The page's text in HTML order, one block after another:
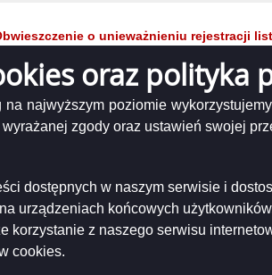
oraz polityka
na najwyższym poziomie
zgody oraz ustawień swojej
dostępnych w naszym serwisie i
urządzeniach końcowych
korzystanie z naszego serwisu
cookies.
o unieważnieniu rejestracji
o zarejestrowanych
nr 59
o zarejestrowanych listach
okręgu wyborczym nr 24
10-22 09:41:18